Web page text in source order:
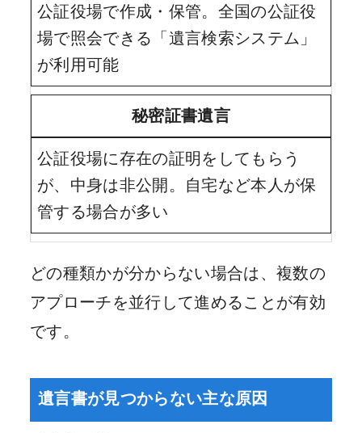
公証役場で作成・保管。全国の公証役
場で照会できる「遺言検索システム」
が利用可能
秘密証書遺言
公証役場に存在の証明をしてもらう
が、中身は非公開。自宅など本人が保
管する場合が多い
どの種類かが分からない場合は、複数の
アプローチを並行して進めることが有効
です。
遺言書が見つからない主な原因